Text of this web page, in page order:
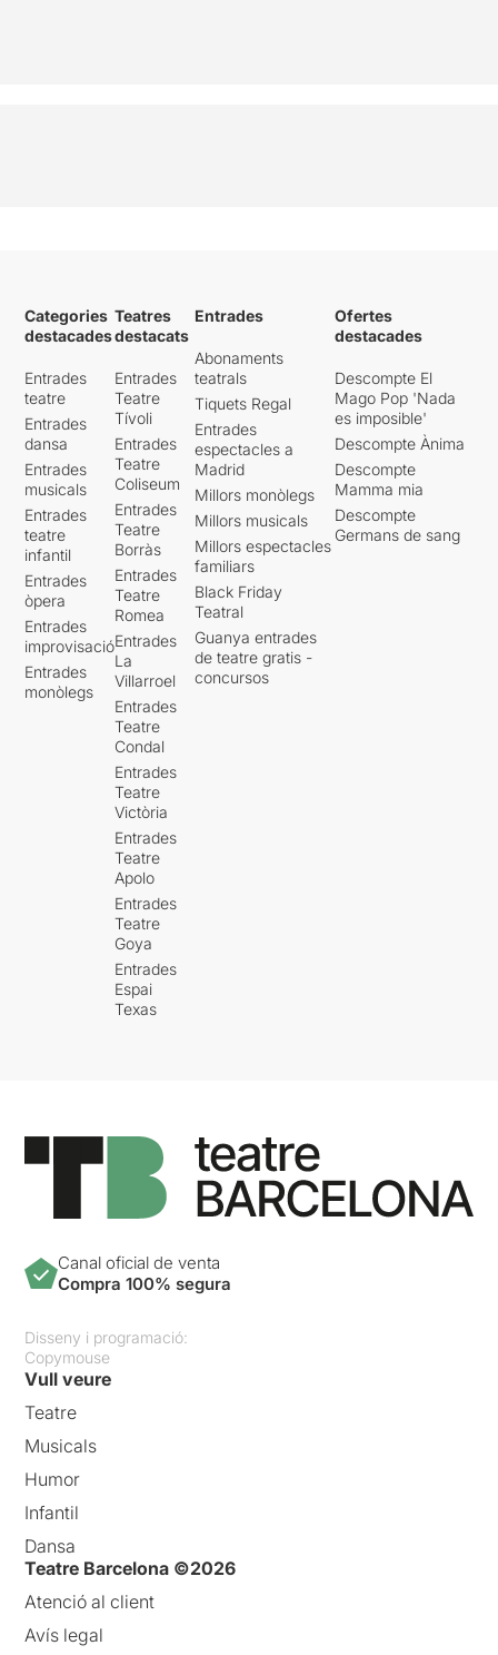
Categories
destacades
Entrades
teatre
Entrades
dansa
Entrades
musicals
Entrades
teatre
infantil
Entrades
òpera
Entrades
improvisació
Entrades
monòlegs
Teatres
destacats
Entrades
Teatre
Tívoli
Entrades
Teatre
Coliseum
Entrades
Teatre
Borràs
Entrades
Teatre
Romea
Entrades
La
Villarroel
Entrades
Teatre
Condal
Entrades
Teatre
Victòria
Entrades
Teatre
Apolo
Entrades
Teatre
Goya
Entrades
Espai
Texas
Entrades
Abonaments
teatrals
Tiquets Regal
Entrades
espectacles a
Madrid
Millors monòlegs
Millors musicals
Millors espectacles
familiars
Black Friday
Teatral
Guanya entrades
de teatre gratis -
concursos
Ofertes
destacades
Descompte El
Mago Pop 'Nada
es imposible'
Descompte Ànima
Descompte
Mamma mia
Descompte
Germans de sang
Canal oficial de venta
Compra 100% segura
Disseny i programació:
Copymouse
Vull veure
Teatre
Musicals
Humor
Infantil
Dansa
Teatre Barcelona ©2026
Atenció al client
Avís legal